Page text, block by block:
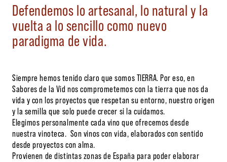
Defendemos lo artesanal, lo natural y la
vuelta a lo sencillo como nuevo
paradigma de vida.
Siempre hemos tenido claro que somos TIERRA. Por eso, en
Sabores de la Vid nos comprometemos con la tierra que nos da
vida y con los proyectos que respetan su entorno, nuestro origen
y la semilla que solo puede crecer si la cuidamos.
Elegimos personalmente cada vino que ofrecemos desde
nuestra vinoteca. Son vinos con vida, elaborados con sentido
desde proyectos con alma.
Provienen de distintas zonas de España para poder elaborar